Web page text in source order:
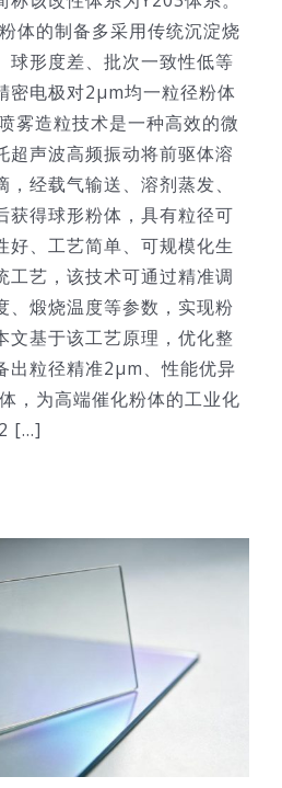
体的制备多采用传统沉淀烧
球形度差、批次一致性低等
密电极对2μm均一粒径粉体
雾造粒技术是一种高效的微
超声波高频振动将前驱体溶
经载气输送、溶剂蒸发、
获得球形粉体，具有粒径可
好、工艺简单、可规模化生
工艺，该技术可通过精准调
、煅烧温度等参数，实现粉
文基于该工艺原理，优化整
出粒径精准2μm、性能优异
，为高端催化粉体的工业化
[...]